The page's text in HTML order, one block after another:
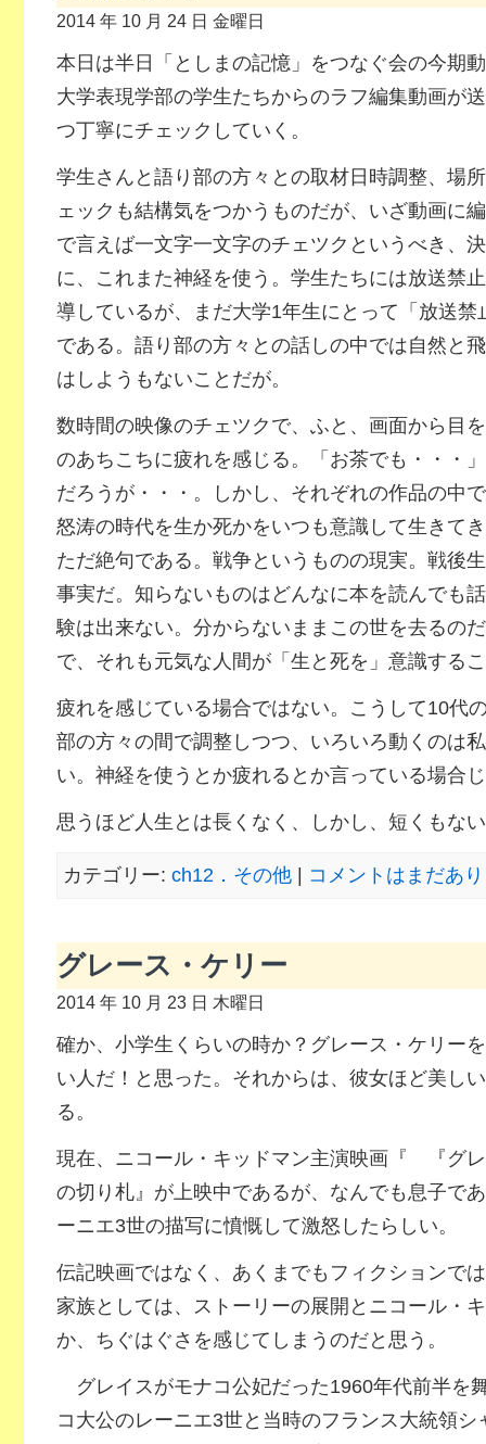
2014 年 10 月 24 日 金曜日
本日は半日「としまの記憶」をつなぐ会の今期
大学表現学部の学生たちからのラフ編集動画が
つ丁寧にチェックしていく。
学生さんと語り部の方々との取材日時調整、場
ェックも結構気をつかうものだが、いざ動画に
で言えば一文字一文字のチェツクというべき、
に、これまた神経を使う。学生たちには放送禁
導しているが、まだ大学1年生にとって「放送
である。語り部の方々との話しの中では自然と
はしようもないことだが。
数時間の映像のチェツクで、ふと、画面から目
のあちこちに疲れを感じる。「お茶でも・・・
だろうが・・・。しかし、それぞれの作品の中
怒涛の時代を生か死かをいつも意識して生きて
ただ絶句である。戦争というものの現実。戦後
事実だ。知らないものはどんなに本を読んでも
験は出来ない。分からないままこの世を去るの
で、それも元気な人間が「生と死を」意識する
疲れを感じている場合ではない。こうして10代
部の方々の間で調整しつつ、いろいろ動くのは
い。神経を使うとか疲れるとか言っている場合
思うほど人生とは長くなく、しかし、短くもな
カテゴリー: ch12．その他| コメントはまだあ
グレース・ケリー
2014 年 10 月 23 日 木曜日
確か、小学生くらいの時か？グレース・ケリー
い人だ！と思った。それからは、彼女ほど美し
る。
現在、ニコール・キッドマン主演映画『 『グ
の切り札』が上映中であるが、なんでも息子で
ーニエ3世の描写に憤慨して激怒したらしい。
伝記映画ではなく、あくまでもフィクションで
家族としては、ストーリーの展開とニコール・
か、ちぐはぐさを感じてしまうのだと思う。
グレイスがモナコ公妃だった1960年代前半を
コ大公のレーニエ3世と当時のフランス大統領